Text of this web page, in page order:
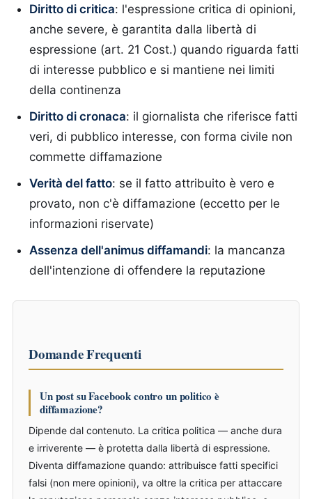
Diritto di critica: l'espressione critica di opinioni,
anche severe, è garantita dalla libertà di
espressione (art. 21 Cost.) quando riguarda fatti
di interesse pubblico e si mantiene nei limiti
della continenza
Diritto di cronaca: il giornalista che riferisce fatti
veri, di pubblico interesse, con forma civile non
commette diffamazione
Verità del fatto: se il fatto attribuito è vero e
provato, non c'è diffamazione (eccetto per le
informazioni riservate)
Assenza dell'animus diffamandi: la mancanza
dell'intenzione di offendere la reputazione
Domande Frequenti
Un post su Facebook contro un politico è
diffamazione?
Dipende dal contenuto. La critica politica — anche dura
e irriverente — è protetta dalla libertà di espressione.
Diventa diffamazione quando: attribuisce fatti specifici
falsi (non mere opinioni), va oltre la critica per attaccare